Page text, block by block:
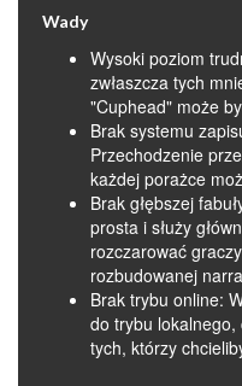
Wady
Wysoki poziom
zwłaszcza tych
"Cuphead" może
Brak systemu
Przechodzenie
każdej porażce
Brak głębszej
prosta i służy
rozczarować
rozbudowanej
Brak trybu online:
do trybu
tych, którzy